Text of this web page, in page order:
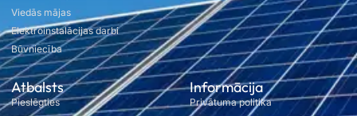
Viedās mājas
Elektroinstalācijas darbi
Būvniecība
Atbalsts
Pieslēgties
Informācija
Privātuma politika